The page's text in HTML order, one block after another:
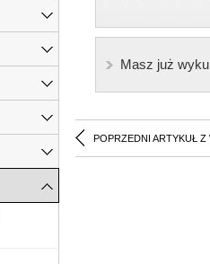
Masz już
POPRZEDNI ARTYKUŁ Z